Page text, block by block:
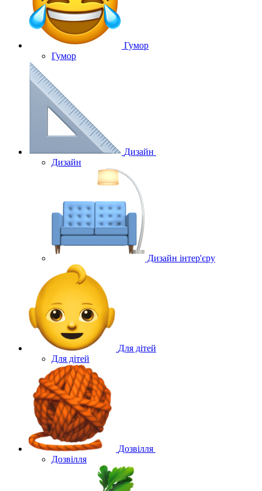
Гумор
Гумор
Дизайн
Дизайн
Дизайн інтер'єру
Для дітей
Для дітей
Дозвілля
Дозвілля